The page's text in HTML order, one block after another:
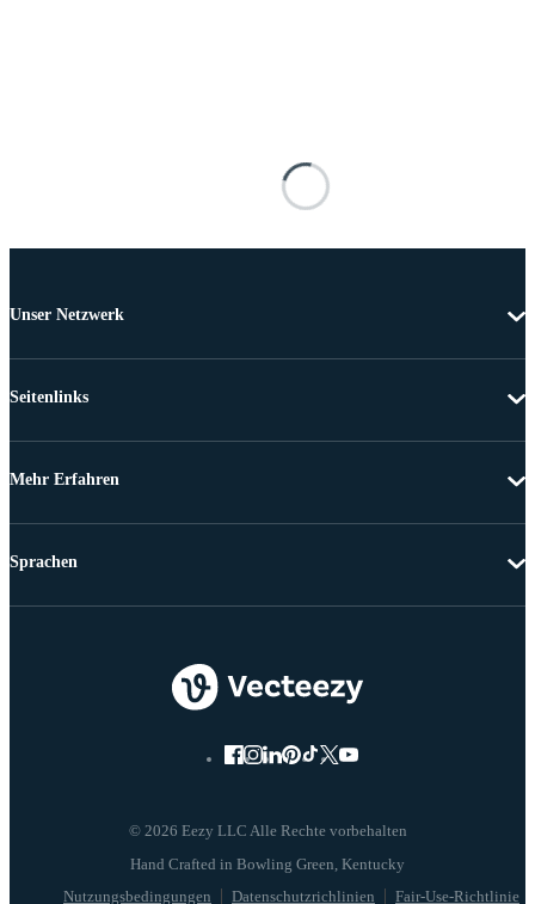
Unser Netzwerk
Seitenlinks
Mehr Erfahren
© 2026 Eezy LLC Alle Rechte vorbehalten
Nutzungsbedingungen Datenschutzrichlinien Fair-Use-Richtlinie
Sprachen